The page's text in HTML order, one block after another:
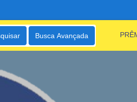
Busca Avançada